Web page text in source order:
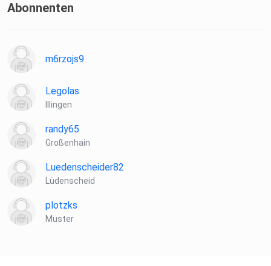
Abonnenten
m6rzojs9
Legolas
Illingen
randy65
Großenhain
Luedenscheider82
Lüdenscheid
plotzks
Muster